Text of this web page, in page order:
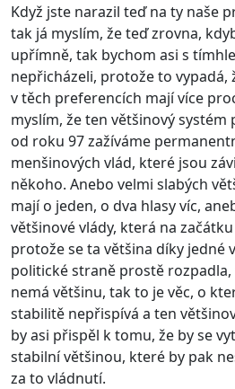
Když jste narazil teď na ty naše
tak já myslím, že teď zrovna,
upřímně, tak bychom asi s
nepřicházeli, protože to vypadá,
v těch preferencích mají více
myslím, že ten většinový
od roku 97 zažíváme
menšinových vlád, které jsou
někoho. Anebo velmi slabých
mají o jeden, o dva hlasy víc,
většinové vlády, která na
protože se ta většina díky jedné
politické straně prostě
nemá většinu, tak to je věc, o
stabilitě nepřispívá a ten
by asi přispěl k tomu, že by se
stabilní většinou, které by pak
za to vládnutí.